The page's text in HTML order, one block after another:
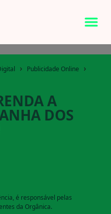
› Publicidade Online ›
A
DOS
é responsável pelas
da Orgânica.